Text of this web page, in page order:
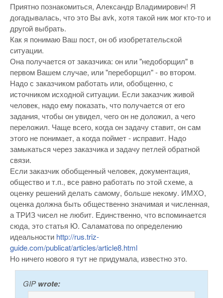
Приятно познакомиться, Александр Владимирович! Я
догадывалась, что это Вы avk, хотя такой ник мог кто-то и
другой выбрать.
Как я понимаю Ваш пост, он об изобретательской
ситуации.
Она получается от заказчика: он или "недоборщил" в
первом Вашем случае, или "переборщил" - во втором.
Надо с заказчиком работать или, обобщенно, с
источником исходной ситуации. Если заказчик живой
человек, надо ему показать, что получается от его
задания, чтобы он увидел, чего он не доложил, а чего
переложил. Чаще всего, когда он задачу ставит, он сам
этого не понимает, а когда поймет - исправит. Надо
замыкаться через заказчика и задачу петлей обратной
связи.
Если заказчик обобщенный человек, документация,
общество и т.п., все равно работать по этой схеме, а
оценку решений делать самому, больше некому. ИМХО,
оценка должна быть общественно значимая и численная,
а ТРИЗ чисел не любит. Единственно, что вспоминается
сюда, это статья Ю. Саламатова по определению
идеальности http://rus.triz-
guide.com/publicat/articles/article8.html
Но ничего нового я тут не придумала, известно это.
GIPwrote: